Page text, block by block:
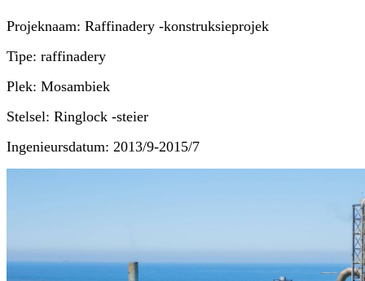
Projeknaam: Raffinadery -konstruksieprojek
Tipe: raffinadery
Plek: Mosambiek
Stelsel: Ringlock -steier
Ingenieursdatum: 2013/9-2015/7